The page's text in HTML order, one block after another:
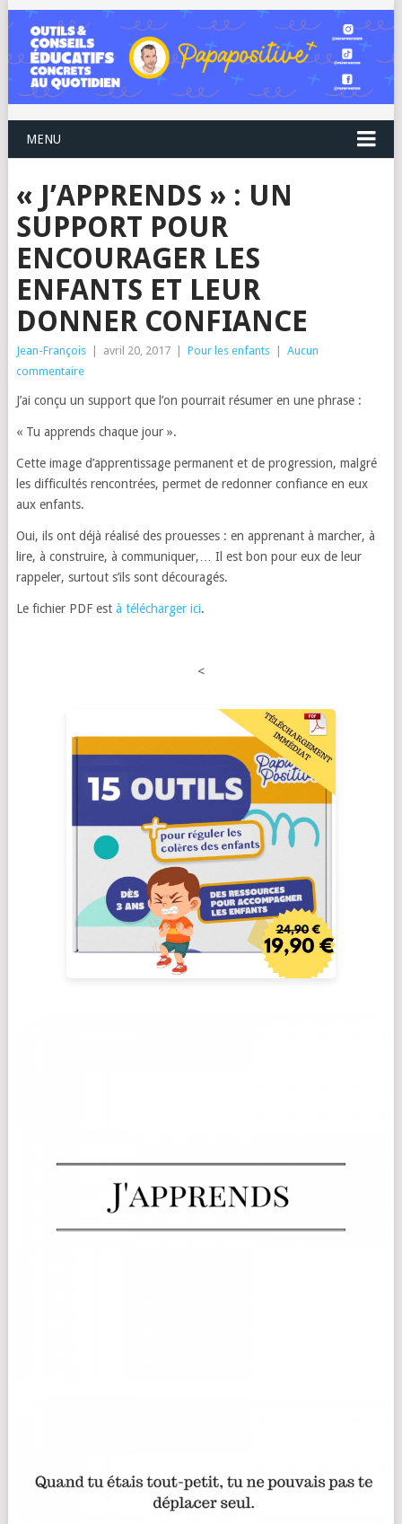
MENU
« J’APPRENDS » : UN
SUPPORT POUR
ENCOURAGER LES
ENFANTS ET LEUR
DONNER CONFIANCE
Jean-François avril 20, 2017 Pour les enfants
Aucun
commentaire
J’ai conçu un support que l’on pourrait résumer en une phrase :
« Tu apprends chaque jour ».
Cette image d’apprentissage permanent et de progression, malgré
les difficultés rencontrées, permet de redonner confiance en eux
aux enfants.
Oui, ils ont déjà réalisé des prouesses : en apprenant à marcher, à
lire, à construire, à communiquer,… Il est bon pour eux de leur
rappeler, surtout s’ils sont découragés.
Le fichier PDF est à télécharger ici.
<